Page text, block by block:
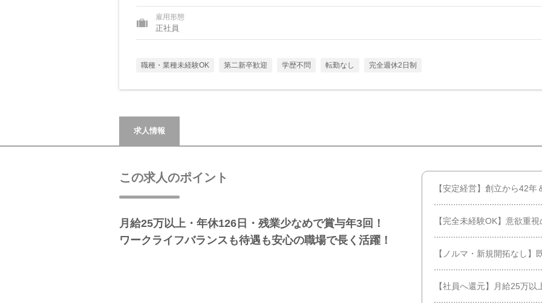
雇用形態
正社員
職種・業種未経験OK 第二新卒歓迎 学歴不問 転勤なし 完全週休2日制
求人情報
この求人のポイント
月給25万以上・年休126日・残業少なめで賞与年3回！
ワークライフバランスも待遇も安心の職場で長く活躍！
【安定経営】創立から42
【完全未経験OK】意欲重
【ノルマ・新規開拓なし
【社員へ還元】月給25万